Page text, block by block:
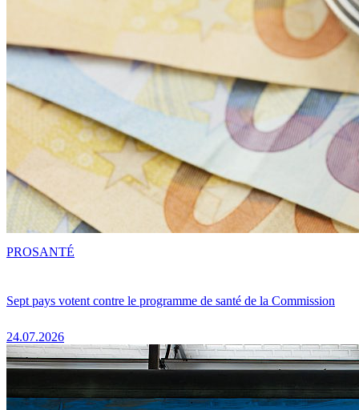
Sept pays votent contre le programme de santé de la Commission
24.07.2026
PROSANTÉ